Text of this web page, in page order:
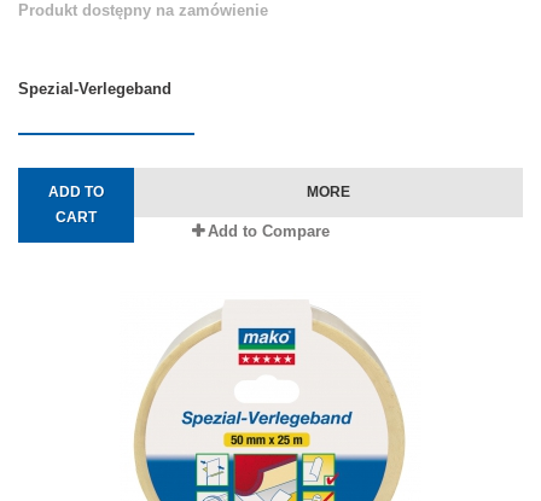
Produkt dostępny na zamówienie
Spezial-Verlegeband
ADD TO
CART
MORE
Add to Compare